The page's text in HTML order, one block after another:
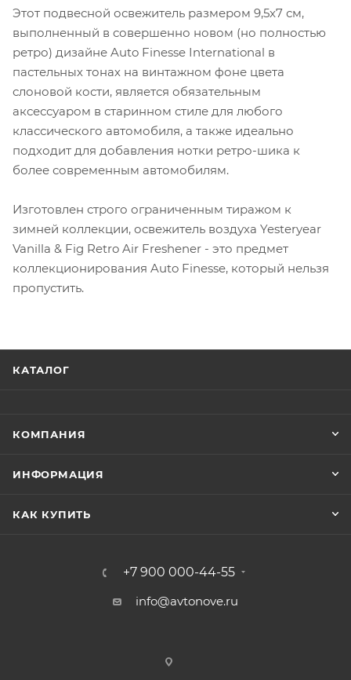
Этот подвесной освежитель размером 9,5x7 см,
выполненный в совершенно новом (но полностью
ретро) дизайне Auto Finesse International в
пастельных тонах на винтажном фоне цвета
слоновой кости, является обязательным
аксессуаром в старинном стиле для любого
классического автомобиля, а также идеально
подходит для добавления нотки ретро-шика к
более современным автомобилям.
Изготовлен строго ограниченным тиражом к
зимней коллекции, освежитель воздуха Yesteryear
Vanilla & Fig Retro Air Freshener - это предмет
коллекционирования Auto Finesse, который нельзя
пропустить.
КАТАЛОГ
КОМПАНИЯ
ИНФОРМАЦИЯ
КАК КУПИТЬ
+7 900 000-44-55
info@avtonove.ru